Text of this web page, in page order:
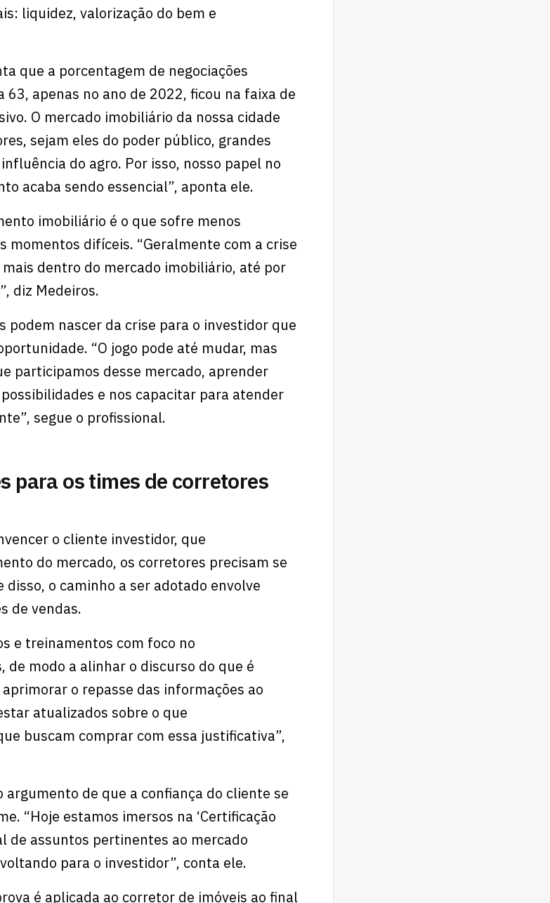
liquidez, valorização do bem e
que a porcentagem de negociações
apenas no ano de 2022, ficou na faixa de
O mercado imobiliário da nossa cidade
sejam eles do poder público, grandes
do agro. Por isso, nosso papel no
acaba sendo essencial”, aponta ele.
imobiliário é o que sofre menos
momentos difíceis. “Geralmente com a crise
dentro do mercado imobiliário, até por
diz Medeiros.
podem nascer da crise para o investidor que
“O jogo pode até mudar, mas
participamos desse mercado, aprender
e nos capacitar para atender
segue o profissional.
para os times de corretores
o cliente investidor, que
do mercado, os corretores precisam se
o caminho a ser adotado envolve
de vendas.
e treinamentos com foco no
modo a alinhar o discurso do que é
o repasse das informações ao
atualizados sobre o que
buscam comprar com essa justificativa”,
argumento de que a confiança do cliente se
“Hoje estamos imersos na ‘Certificação
de assuntos pertinentes ao mercado
para o investidor”, conta ele.
é aplicada ao corretor de imóveis ao final